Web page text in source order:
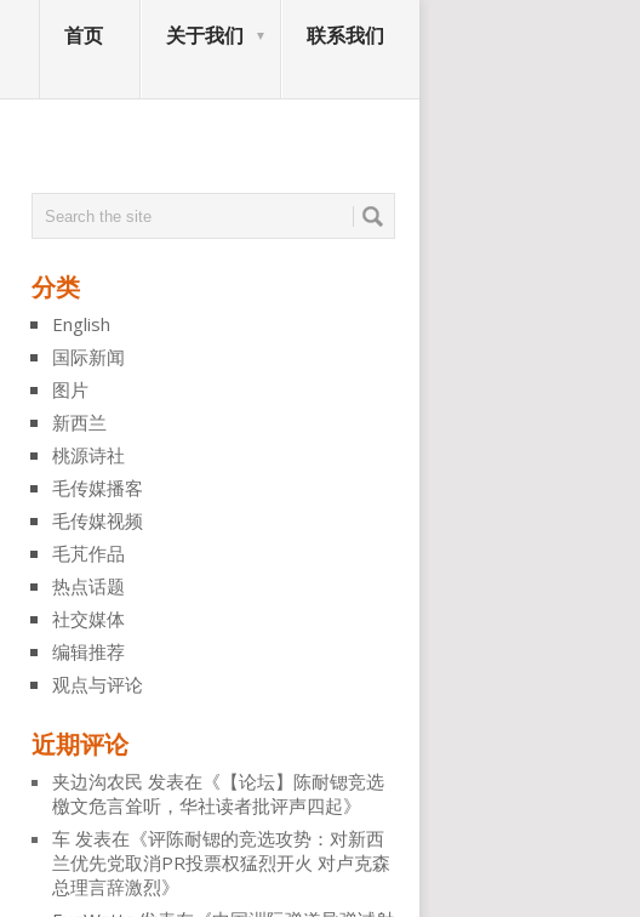
首页 关于我们 联系我们
分类
English
国际新闻
图片
新西兰
桃源诗社
毛传媒播客
毛传媒视频
毛芃作品
热点话题
社交媒体
编辑推荐
观点与评论
近期评论
夹边沟农民 发表在《 【论坛】陈耐锶竞选
檄文危言耸听，华社读者批评声四起》
车 发表在《评陈耐锶的竞选攻势：对新西
兰优先党取消PR投票权猛烈开火 对卢克森
总理言辞激烈》